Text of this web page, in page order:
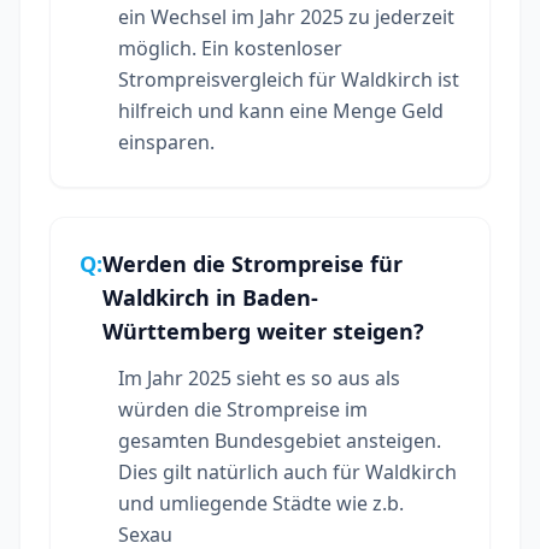
ein Wechsel im Jahr 2025 zu jederzeit
möglich. Ein kostenloser
Strompreisvergleich für Waldkirch ist
hilfreich und kann eine Menge Geld
einsparen.
Q:Werden die Strompreise für
Waldkirch in Baden-
Württemberg weiter steigen?
Im Jahr 2025 sieht es so aus als
würden die Strompreise im
gesamten Bundesgebiet ansteigen.
Dies gilt natürlich auch für Waldkirch
und umliegende Städte wie z.b.
Sexau